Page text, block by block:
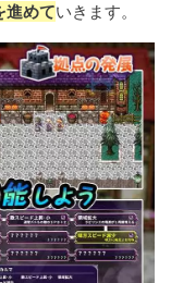
進めていきます。